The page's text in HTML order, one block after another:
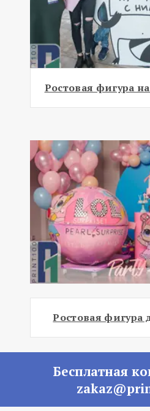
Ростовая фигура
Ростовая фигура
Бесплатная